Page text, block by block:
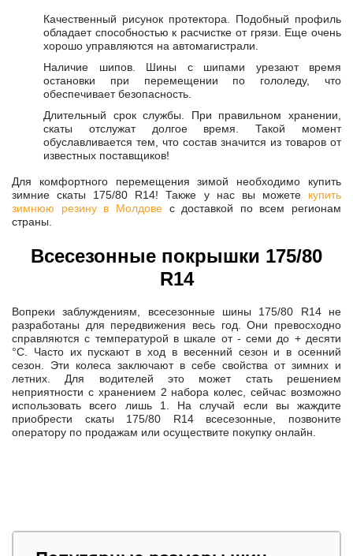
Качественный рисунок протектора. Подобный профиль
обладает способностью к расчистке от грязи. Еще очень
хорошо управляются на автомагистрали.
Наличие шипов. Шины с шипами урезают время
остановки при перемещении по гололеду, что
обеспечивает безопасность.
Длительный срок службы. При правильном хранении,
скаты отслужат долгое время. Такой момент
обуславливается тем, что состав значится из товаров от
известных поставщиков!
Для комфортного перемещения зимой необходимо купить
зимние скаты 175/80 R14! Также у нас вы можете купить
зимнюю резину в Молдовес доставкой по всем регионам
страны.
Всесезонные покрышки 175/80
R14
Вопреки заблуждениям, всесезонные шины 175/80 R14 не
разработаны для передвижения весь год. Они превосходно
справляются с температурой в шкале от - семи до + десяти
°С. Часто их пускают в ход в весенний сезон и в осенний
сезон. Эти колеса заключают в себе свойства от зимних и
летних. Для водителей это может стать решением
неприятности с хранением 2 набора колес, сейчас возможно
использовать всего лишь 1. На случай если вы жаждите
приобрести скаты 175/80 R14 всесезонные, позвоните
оператору по продажам или осуществите покупку онлайн.